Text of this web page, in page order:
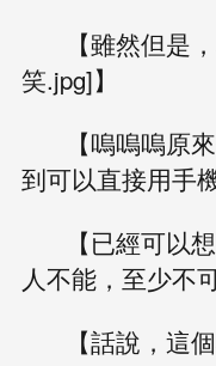
【雖然但是
笑.jpg]】
【嗚嗚嗚原
到可以直接用手
【已經可以
人不能，至少不
【話說，這